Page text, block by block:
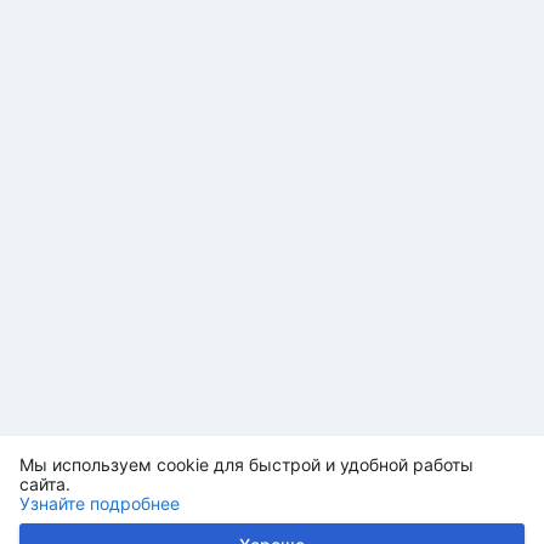
Мы используем cookie для быстрой и удобной работы
сайта.
Узнайте подробнее